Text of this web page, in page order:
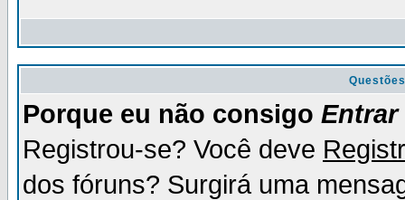
Porque eu não consigo Entrar
Registrou-se? Você deve
dos fóruns? Surgirá uma